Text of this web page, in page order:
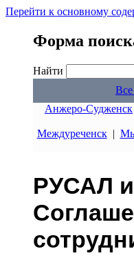
Перейти к основному
Форма
Найти
Все
Анжеро-Судженск
Междуреченск|
РУСАЛ и